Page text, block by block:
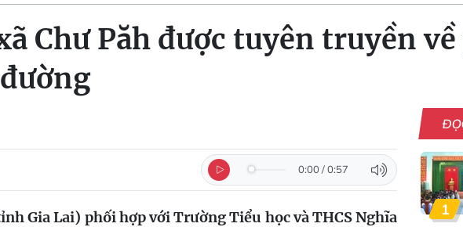
Chư Păh được tuyên truyền
0:00 /0:57
Gia Lai) phối hợp với Trường Tiểu học và THCS Nghĩa
1